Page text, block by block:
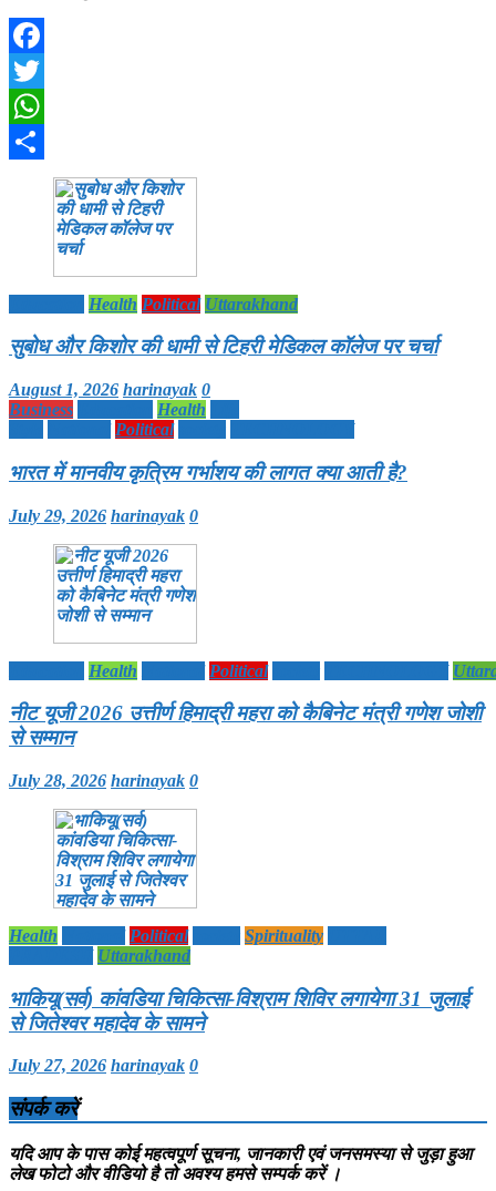
Facebook
Twitter
WhatsApp
Health Political Uttarakhand
सुबोध और किशोर की धामी से टिहरी मेडिकल कॉलेज पर चर्चा
August 1, 2026 harinayak 0
Business
Health
Political
भारत में मानवीय कृत्रिम गर्भाशय की लागत क्या आती है?
July 29, 2026 harinayak 0
Health Political
नीट यूजी 2026 उत्तीर्ण हिमाद्री महरा को कैबिनेट मंत्री गणेश जोशी
से सम्मान
July 28, 2026 harinayak 0
Health Political Spirituality
Uttarakhand
भाकियू(सर्व) कांवडिया चिकित्सा-विश्राम शिविर लगायेगा 31 जुलाई
से जितेश्वर महादेव के सामने
July 27, 2026 harinayak 0
संपर्क करें
यदि आप के पास कोई महत्वपूर्ण सूचना, जानकारी एवं जनसमस्या से जुड़ा हुआ
लेख फोटो और वीडियो है तो अवश्य हमसे सम्पर्क करें ।